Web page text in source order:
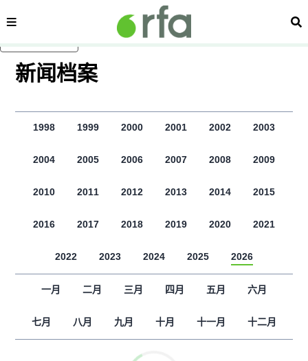
内容分类 搜
新闻档案
1998 1999 2000 2001 2002 2003
2004 2005 2006 2007 2008 2009
2010 2011 2012 2013 2014 2015
2016 2017 2018 2019 2020 2021
2022 2023 2024 2025 2026
一月 二月 三月 四月 五月 六月
七月 八月 九月 十月 十一月 十二月